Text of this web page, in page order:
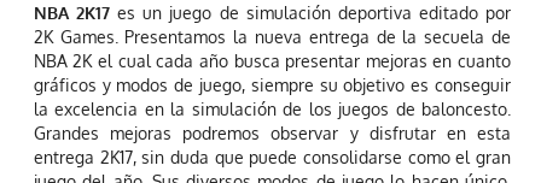
NBA 2K17 es un juego de simulación deportiva editado por
2K Games. Presentamos la nueva entrega de la secuela de
NBA 2K el cual cada año busca presentar mejoras en cuanto
gráficos y modos de juego, siempre su objetivo es conseguir
la excelencia en la simulación de los juegos de baloncesto.
Grandes mejoras podremos observar y disfrutar en esta
entrega 2K17, sin duda que puede consolidarse como el gran